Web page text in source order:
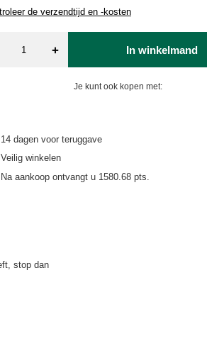
de verzendtijd en -kosten
+ In winkelmand
Je kunt ook kopen met:
14 dagen voor teruggave
Veilig winkelen
Na aankoop ontvangt u 1580.68 pts.
stop dan